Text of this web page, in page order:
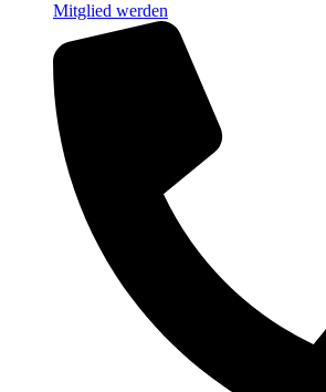
Mitglied werden